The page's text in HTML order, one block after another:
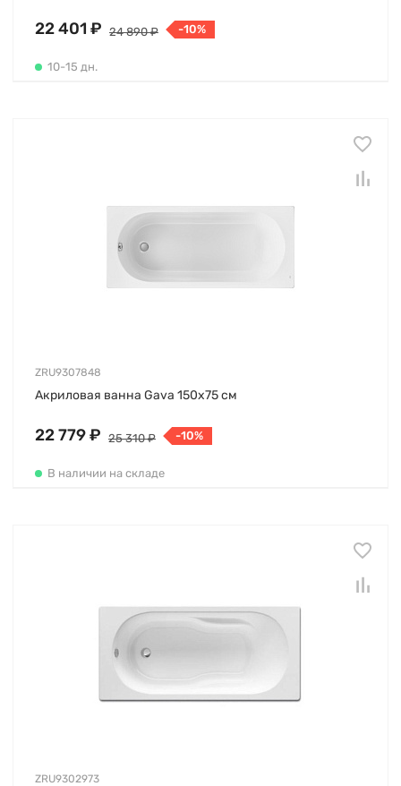
22 401 ₽ 24 890 ₽ -10%
10-15 дн.
ZRU9307848
Акриловая ванна Gava 150х75 см
22 779 ₽ 25 310 ₽ -10%
В наличии на складе
ZRU9302973